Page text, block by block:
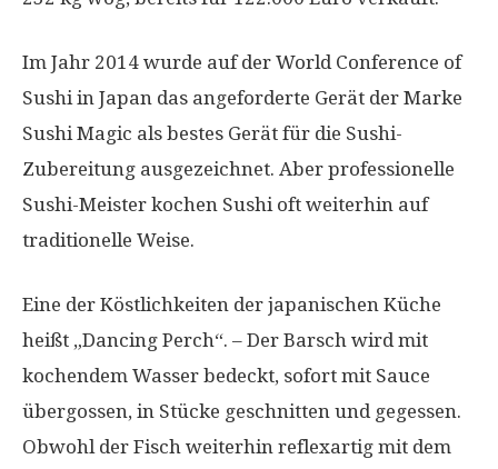
Im Jahr 2014 wurde auf der World Conference of
Sushi in Japan das angeforderte Gerät der Marke
Sushi Magic als bestes Gerät für die Sushi-
Zubereitung ausgezeichnet. Aber professionelle
Sushi-Meister kochen Sushi oft weiterhin auf
traditionelle Weise.
Eine der Köstlichkeiten der japanischen Küche
heißt „Dancing Perch“. – Der Barsch wird mit
kochendem Wasser bedeckt, sofort mit Sauce
übergossen, in Stücke geschnitten und gegessen.
Obwohl der Fisch weiterhin reflexartig mit dem